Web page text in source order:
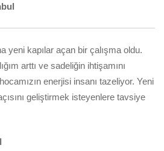
yeni kapılar açan bir çalışma oldu.
arttı ve sadeliğin ihtişamını
enerjisi insanı tazeliyor. Yeni
geliştirmek isteyenlere tavsiye